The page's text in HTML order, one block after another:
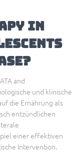
in
and
und klinische
die Ernährung als
entzündlichen
einer effektiven
Intervention.